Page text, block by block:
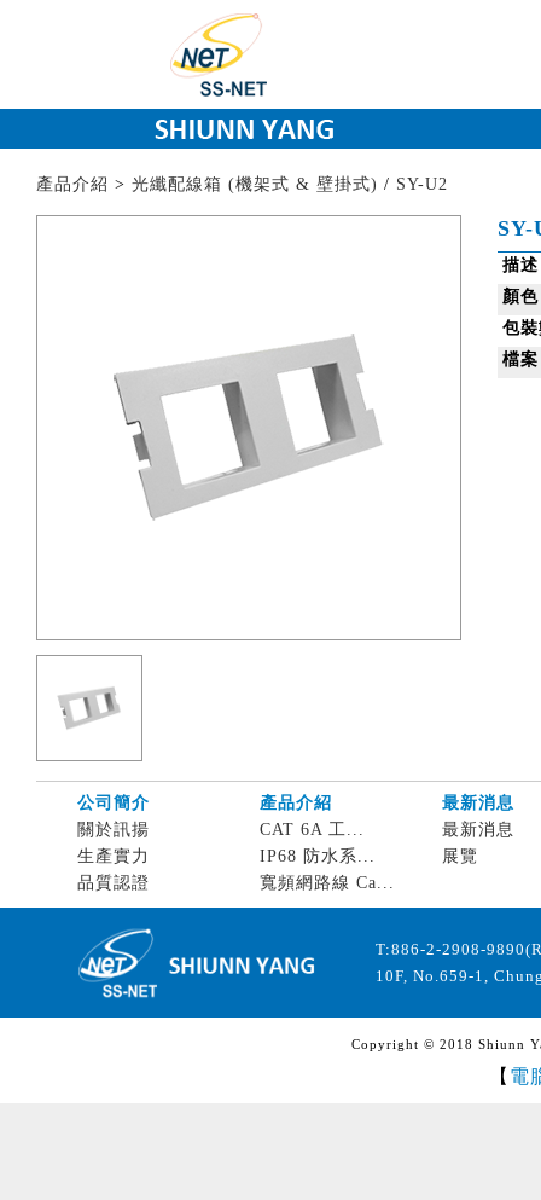
產品介紹 > 光纖配線箱 (機架式 & 壁掛式) / SY-U2
SY-
描
顏
包
檔
公司簡介 產品介紹
最新消息
關於訊揚
生產實力
品質認證
CAT 6A 工...
IP68 防水系...
寬頻網路線 Ca...
最新消息
展覽
T:886-2-2908-
10F, No.659-1,
Copyright © 2018 Shiunn
【 電